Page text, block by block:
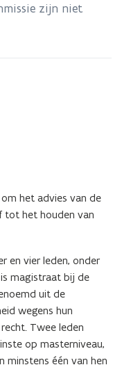
zijn niet
het advies van de
tot het houden van
en vier leden, onder
magistraat bij de
uit de
wegens hun
Twee leden
op masterniveau,
minstens één van hen